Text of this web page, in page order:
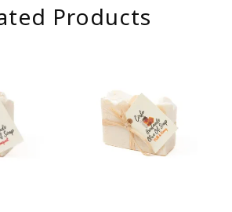
Products